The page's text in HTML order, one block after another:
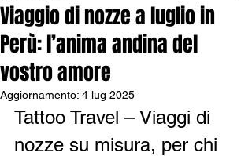
Viaggio di nozze a luglio in
Perù: l’anima andina del
vostro amore
Aggiornamento: 4 lug 2025
Tattoo Travel – Viaggi di
nozze su misura, per chi